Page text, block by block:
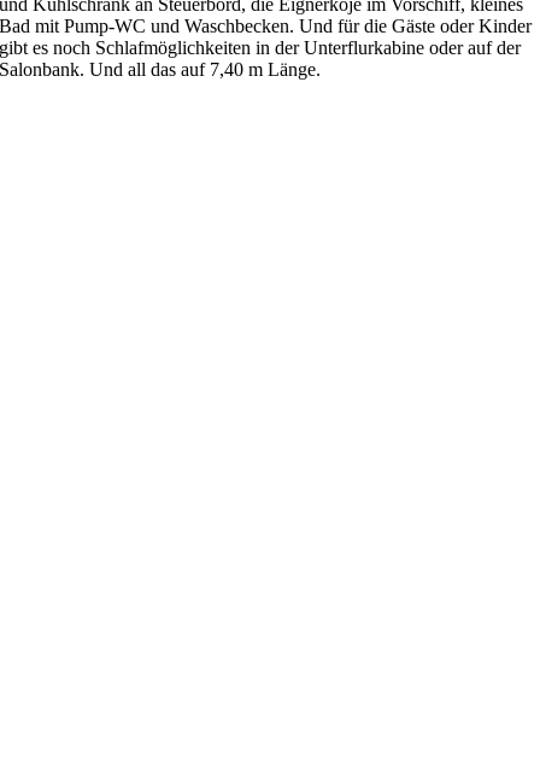
und Kühlschrank an Steuerbord, die Eignerkoje im Vorschiff, kleines
Bad mit Pump-WC und Waschbecken. Und für die Gäste oder Kinder
gibt es noch Schlafmöglichkeiten in der Unterflurkabine oder auf der
Salonbank. Und all das auf 7,40 m Länge.